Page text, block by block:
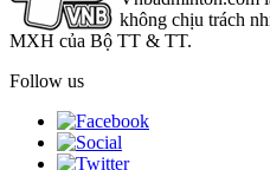
không chịu trách
MXH của Bộ TT & TT.
Follow us